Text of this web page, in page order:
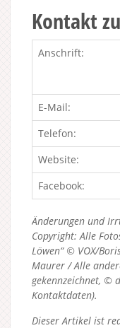
Kontakt
Anschrift:
E-Mail:
Telefon:
Website:
Facebook:
Änderungen und
Copyright: Alle
Löwen“ © VOX/
Maurer / Alle
gekennzeichnet, ©
Kontaktdaten).
Dieser Artikel ist